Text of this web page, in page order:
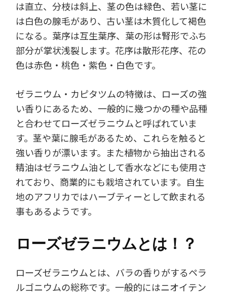
は直立、分枝は斜上、茎の色は緑色、若い茎に
は白色の腺毛があり、古い茎は木質化して褐色
になる。葉序は互生葉序、葉の形は腎形でふち
部分が掌状浅裂します。花序は散形花序、花の
色は赤色・桃色・紫色・白色です。
ゼラニウム・カピタツムの特徴は、ローズの強
い香りにあるため、一般的に幾つかの種や品種
と合わせてローズゼラニウムと呼ばれていま
す。茎や葉に腺毛があるため、これらを触ると
強い香りが漂います。また植物から抽出される
精油はゼラニウム油として香水などにも使用さ
れており、商業的にも栽培されています。自生
地のアフリカではハーブティーとして飲まれる
事もあるようです。
ローズゼラニウムとは！？
ローズゼラニウムとは、バラの香りがするペラ
ルゴニウムの総称です。一般的にはニオイテン